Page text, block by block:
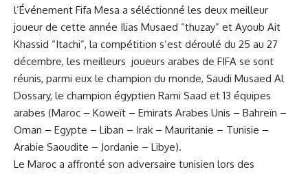
l’Événement Fifa Mesa a séléctionné les deux meilleur
joueur de cette année Ilias Musaed “thuzay” et Ayoub Ait
Khassid “Itachi”, la compétition s’est déroulé du 25 au 27
décembre, les meilleurs joueurs arabes de FIFA se sont
réunis, parmi eux le champion du monde, Saudi Musaed Al
Dossary, le champion égyptien Rami Saad et 13 équipes
arabes (Maroc – Koweït – Emirats Arabes Unis – Bahreïn –
Oman – Egypte – Liban – Irak – Mauritanie – Tunisie –
Arabie Saoudite – Jordanie – Libye).
Le Maroc a affronté son adversaire tunisien lors des